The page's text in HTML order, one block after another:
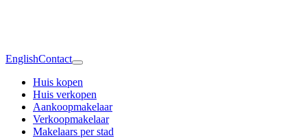
EnglishContact
Huis kopen
Huis verkopen
Aankoopmakelaar
Verkoopmakelaar
Makelaars per stad